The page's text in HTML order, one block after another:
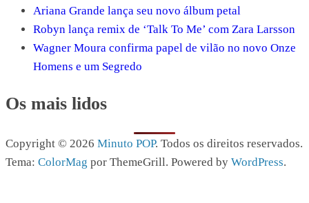
Ariana Grande lança seu novo álbum petal
Robyn lança remix de ‘Talk To Me’ com Zara Larsson
Wagner Moura confirma papel de vilão no novo Onze
Homens e um Segredo
Os mais lidos
Copyright © 2026 Minuto POP. Todos os direitos reservados.
Tema: ColorMag por ThemeGrill. Powered by WordPress.